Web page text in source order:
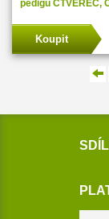
pedigu ČTVEREC,
Koupit